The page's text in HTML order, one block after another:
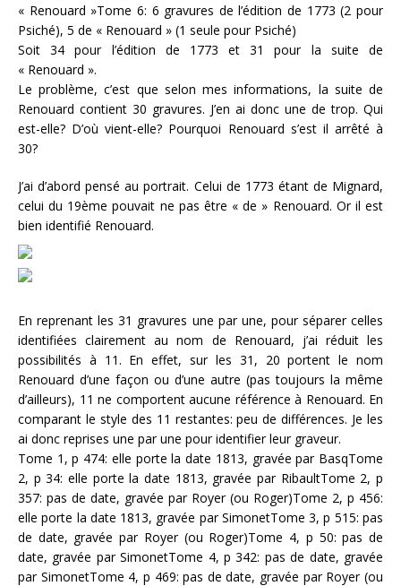
« Renouard »Tome 6: 6 gravures de l’édition de 1773 (2 pour
Psiché), 5 de « Renouard » (1 seule pour Psiché)
Soit 34 pour l’édition de 1773 et 31 pour la suite de
« Renouard ».
Le problème, c’est que selon mes informations, la suite de
Renouard contient 30 gravures. J’en ai donc une de trop. Qui
est-elle? D’où vient-elle? Pourquoi Renouard s’est il arrêté à
30?
J’ai d’abord pensé au portrait. Celui de 1773 étant de Mignard,
celui du 19ème pouvait ne pas être « de » Renouard. Or il est
bien identifié Renouard.
En reprenant les 31 gravures une par une, pour séparer celles
identifiées clairement au nom de Renouard, j’ai réduit les
possibilités à 11. En effet, sur les 31, 20 portent le nom
Renouard d’une façon ou d’une autre (pas toujours la même
d’ailleurs), 11 ne comportent aucune référence à Renouard. En
comparant le style des 11 restantes: peu de différences. Je les
ai donc reprises une par une pour identifier leur graveur.
Tome 1, p 474: elle porte la date 1813, gravée par BasqTome
2, p 34: elle porte la date 1813, gravée par RibaultTome 2, p
357: pas de date, gravée par Royer (ou Roger)Tome 2, p 456:
elle porte la date 1813, gravée par SimonetTome 3, p 515: pas
de date, gravée par Royer (ou Roger)Tome 4, p 50: pas de
date, gravée par SimonetTome 4, p 342: pas de date, gravée
par SimonetTome 4, p 469: pas de date, gravée par Royer (ou